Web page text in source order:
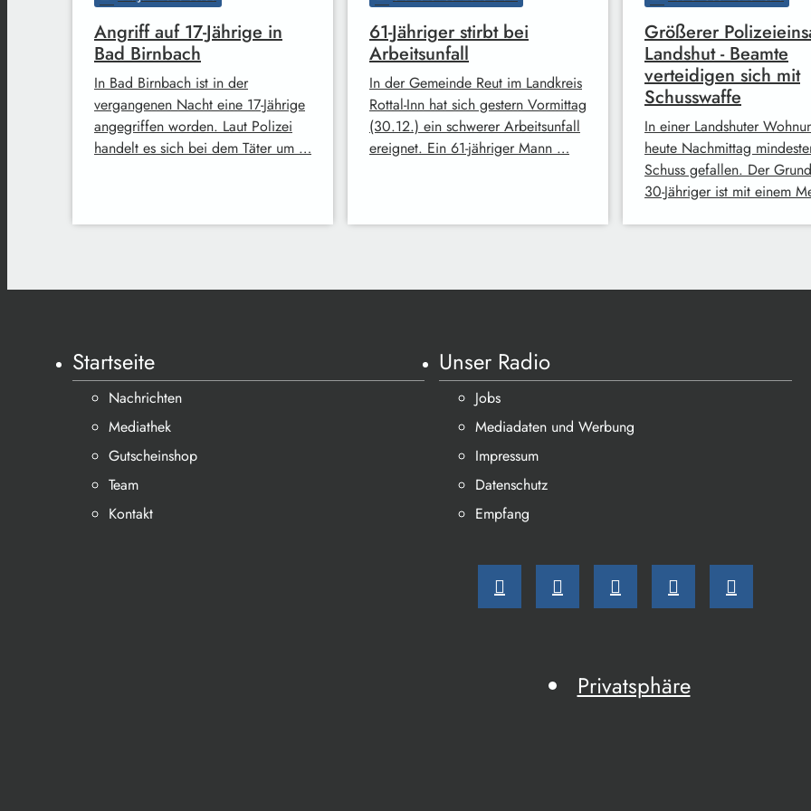
Angriff auf 17-Jährige in
Bad Birnbach
In Bad Birnbach ist in der
vergangenen Nacht eine 17-Jährige
angegriffen worden. Laut Polizei
handelt es sich bei dem Täter um …
61-Jähriger stirbt bei
Arbeitsunfall
In der Gemeinde Reut im Landkreis
Rottal-Inn hat sich gestern Vormittag
(30.12.) ein schwerer Arbeitsunfall
ereignet. Ein 61-jähriger Mann …
Größerer
Landshut - Beamte
verteidigen sich mit
Schusswaffe
In einer Landshuter
heute Nachmittag
Schuss gefallen. Der
30-Jähriger ist mit einem
Startseite
Nachrichten
Mediathek
Gutscheinshop
Team
Kontakt
Unser Radio
Jobs
Mediadaten und Werbung
Impressum
Datenschutz
Empfang
Privatsphäre